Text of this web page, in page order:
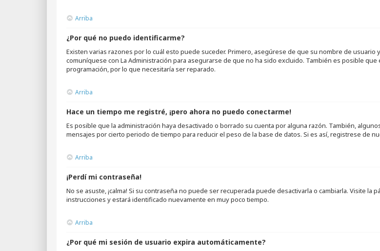
Arriba
¿Por qué no puedo identificarme?
Existen varias razones por lo cuál esto puede suceder. Primero, asegúrese de que su nombre de usuario
comuníquese con La Administración para asegurarse de que no ha sido excluido. También es posible
programación, por lo que necesitaría ser reparado.
Arriba
Hace un tiempo me registré, ¡pero ahora no puedo conectarme!
Es posible que la administración haya desactivado o borrado su cuenta por alguna razón. También,
mensajes por cierto periodo de tiempo para reducir el peso de la base de datos. Si es así, registrese de
Arriba
¡Perdí mi contraseña!
No se asuste, ¡calma! Si su contraseña no puede ser recuperada puede desactivarla o cambiarla. Visite la
instrucciones y estará identificado nuevamente en muy poco tiempo.
Arriba
¿Por qué mi sesión de usuario expira automáticamente?